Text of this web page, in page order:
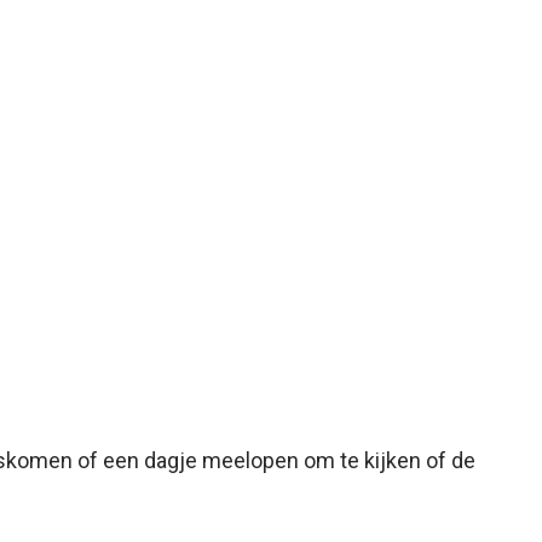
of een dagje meelopen om te kijken of de